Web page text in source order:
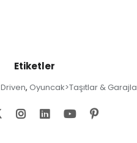
Etiketler
Driven, Oyuncak>Taşıtlar &